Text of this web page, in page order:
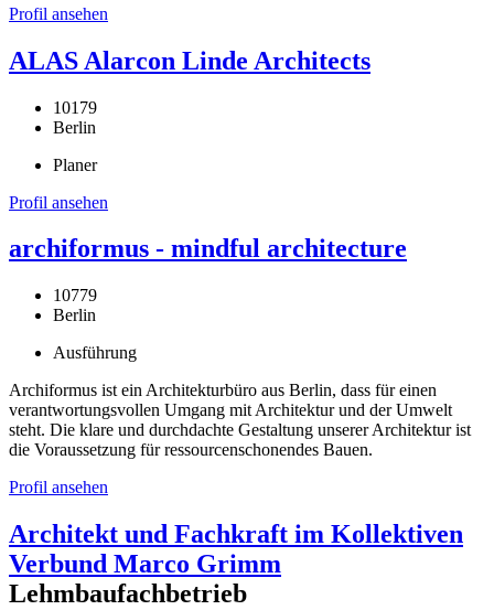
Profil ansehen
ALAS Alarcon Linde Architects
10179
Berlin
Planer
Profil ansehen
archiformus - mindful architecture
10779
Berlin
Ausführung
Archiformus ist ein Architekturbüro aus Berlin, dass für einen
verantwortungsvollen Umgang mit Architektur und der Umwelt
steht. Die klare und durchdachte Gestaltung unserer Architektur ist
die Voraussetzung für ressourcenschonendes Bauen.
Profil ansehen
Architekt und Fachkraft im Kollektiven
Verbund Marco Grimm
Lehmbaufachbetrieb